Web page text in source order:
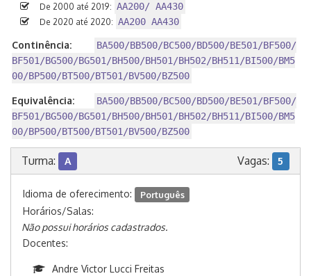
De 2000 até 2019: AA200/ AA430
De 2020 até 2020: AA200 AA430
Continência:
BA500/BB500/BC500/BD500/BE501/BF500/
BF501/BG500/BG501/BH500/BH501/BH502/BH511/BI500/BM5
00/BP500/BT500/BT501/BV500/BZ500
Equivalência:
BA500/BB500/BC500/BD500/BE501/BF500/
BF501/BG500/BG501/BH500/BH501/BH502/BH511/BI500/BM5
00/BP500/BT500/BT501/BV500/BZ500
Turma: A Vagas: 5
Idioma de oferecimento: Português
Horários/Salas:
Não possui horários cadastrados.
Docentes:
Andre Victor Lucci Freitas